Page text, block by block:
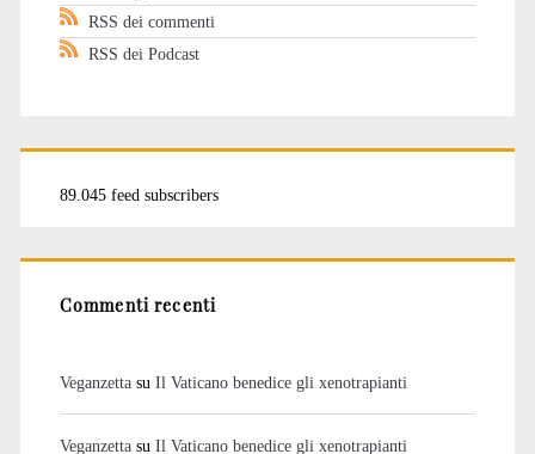
RSS dei commenti
RSS dei Podcast
89.045 feed subscribers
Commenti recenti
Veganzettasu Il Vaticano benedice gli xenotrapianti
Veganzettasu Il Vaticano benedice gli xenotrapianti